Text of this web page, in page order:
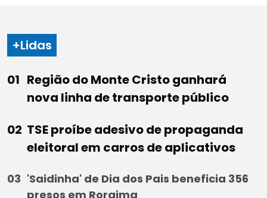
+Lidas
Região do Monte Cristo ganhará
nova linha de transporte público
TSE proíbe adesivo de propaganda
eleitoral em carros de aplicativos
'Saidinha' de Dia dos Pais beneficia 356
presos em Roraima